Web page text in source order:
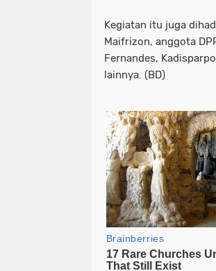
Kegiatan itu juga
Maifrizon, anggota
Fernandes,
lainnya. (BD)